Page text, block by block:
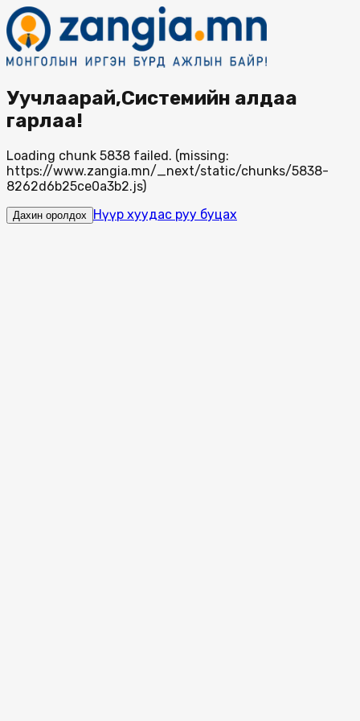
Уучлаарай,Системийн алдаа
гарлаа!
Loading chunk 5838 failed. (missing:
https://www.zangia.mn/_next/static/chunks/5838-
8262d6b25ce0a3b2.js)
Дахин оролдох Нүүр хуудас руу буцах